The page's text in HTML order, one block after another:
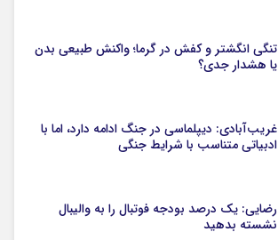
تنگی انگشتر و کفش در گرما؛ واکنش طبیعی بدن
یا هشدار جدی؟
غریب‌آبادی: دیپلماسی در جنگ ادامه دارد، اما با
ادبیاتی متناسب با شرایط جنگی
رضایی: یک درصد بودجه فوتبال را به والیبال
نشسته بدهید